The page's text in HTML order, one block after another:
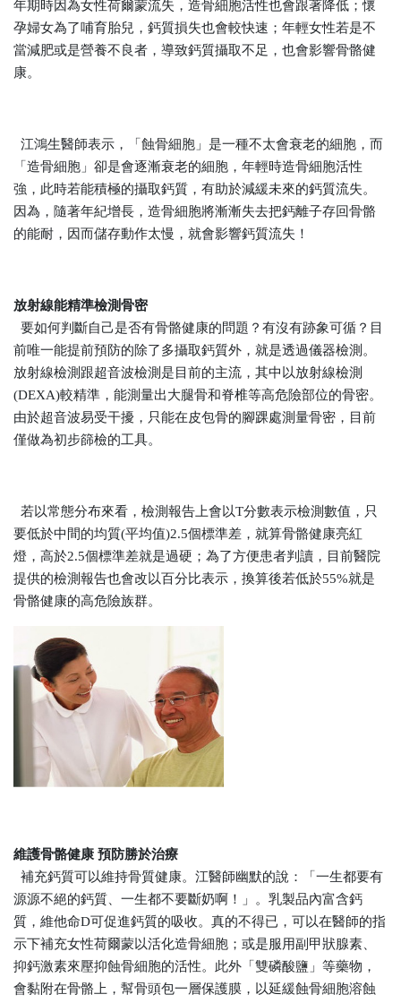
年期時因為女性荷爾蒙流失，造骨細胞活性也會跟著降低；懷
孕婦女為了哺育胎兒，鈣質損失也會較快速；年輕女性若是不
當減肥或是營養不良者，導致鈣質攝取不足，也會影響骨骼健
康。
江鴻生醫師表示，「蝕骨細胞」是一種不太會衰老的細胞，而
「造骨細胞」卻是會逐漸衰老的細胞，年輕時造骨細胞活性
強，此時若能積極的攝取鈣質，有助於減緩未來的鈣質流失。
因為，隨著年紀增長，造骨細胞將漸漸失去把鈣離子存回骨骼
的能耐，因而儲存動作太慢，就會影響鈣質流失！
放射線能精準檢測骨密
要如何判斷自己是否有骨骼健康的問題？有沒有跡象可循？目
前唯一能提前預防的除了多攝取鈣質外，就是透過儀器檢測。
放射線檢測跟超音波檢測是目前的主流，其中以放射線檢測
(DEXA)較精準，能測量出大腿骨和脊椎等高危險部位的骨密。
由於超音波易受干擾，只能在皮包骨的腳踝處測量骨密，目前
僅做為初步篩檢的工具。
若以常態分布來看，檢測報告上會以T分數表示檢測數值，只
要低於中間的均質(平均值)2.5個標準差，就算骨骼健康亮紅
燈，高於2.5個標準差就是過硬；為了方便患者判讀，目前醫院
提供的檢測報告也會改以百分比表示，換算後若低於55%就是
骨骼健康的高危險族群。
維護骨骼健康 預防勝於治療
補充鈣質可以維持骨質健康。江醫師幽默的說：「一生都要有
源源不絕的鈣質、一生都不要斷奶啊！」。乳製品內富含鈣
質，維他命D可促進鈣質的吸收。真的不得已，可以在醫師的指
示下補充女性荷爾蒙以活化造骨細胞；或是服用副甲狀腺素、
抑鈣激素來壓抑蝕骨細胞的活性。此外「雙磷酸鹽」等藥物，
會黏附在骨骼上，幫骨頭包一層保護膜，以延緩蝕骨細胞溶蝕